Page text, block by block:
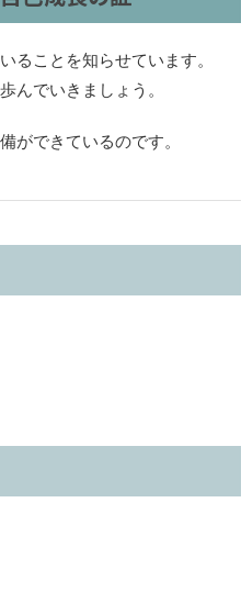
ることを知らせています。
んでいきましょう。
ができているのです。